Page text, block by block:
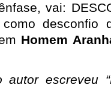
vai:
desconfio
Homem
escreveu